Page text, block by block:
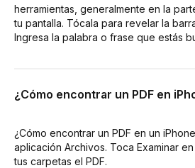
herramientas, generalmente en la
tu pantalla. Tócala para revelar la
Ingresa la palabra o frase que estás
¿Cómo encontrar un PDF en
¿Cómo encontrar un PDF en un
aplicación Archivos. Toca Examinar
tus carpetas el PDF.